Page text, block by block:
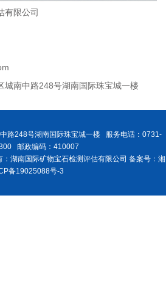
有限公司
城南中路248号湖南国际珠宝城一楼
路248号湖南国际珠宝城一楼 服务电话：0731-
邮政编码：410007
湖南国际矿物宝石检测评估有限公司 备案号：湘
备19025088号-3